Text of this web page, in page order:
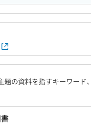
の資料を指すキーワード